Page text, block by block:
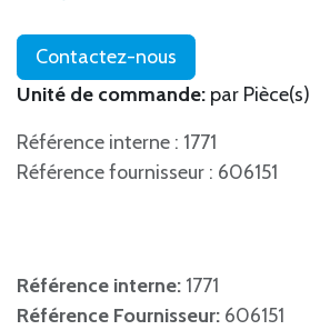
Contactez-nous
Unité de commande: par Pièce(s)
Référence interne : 1771
Référence fournisseur : 606151
Référence interne: 1771
Référence Fournisseur: 606151